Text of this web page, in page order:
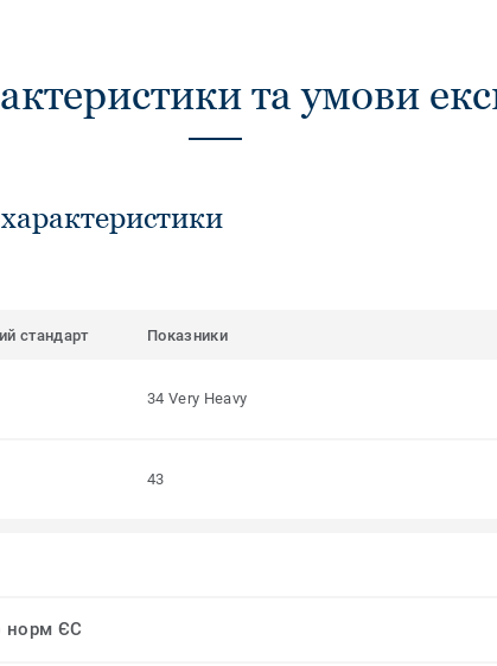
та умови
характеристики
стандарт Показники
34 Very Heavy
43
норм ЄС